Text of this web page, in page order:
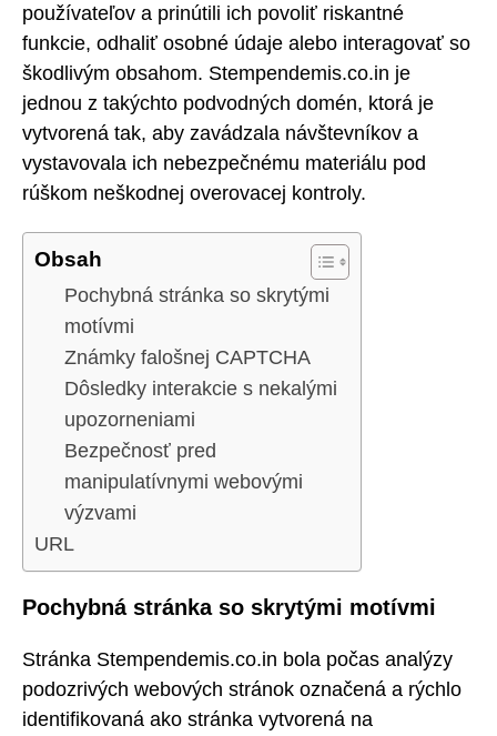
používateľov a prinútili ich povoliť riskantné
funkcie, odhaliť osobné údaje alebo interagovať so
škodlivým obsahom. Stempendemis.co.in je
jednou z takýchto podvodných domén, ktorá je
vytvorená tak, aby zavádzala návštevníkov a
vystavovala ich nebezpečnému materiálu pod
rúškom neškodnej overovacej kontroly.
Obsah
Pochybná stránka so skrytými
motívmi
Známky falošnej CAPTCHA
Dôsledky interakcie s nekalými
upozorneniami
Bezpečnosť pred
manipulatívnymi webovými
výzvami
URL
Pochybná stránka so skrytými motívmi
Stránka Stempendemis.co.in bola počas analýzy
podozrivých webových stránok označená a rýchlo
identifikovaná ako stránka vytvorená na